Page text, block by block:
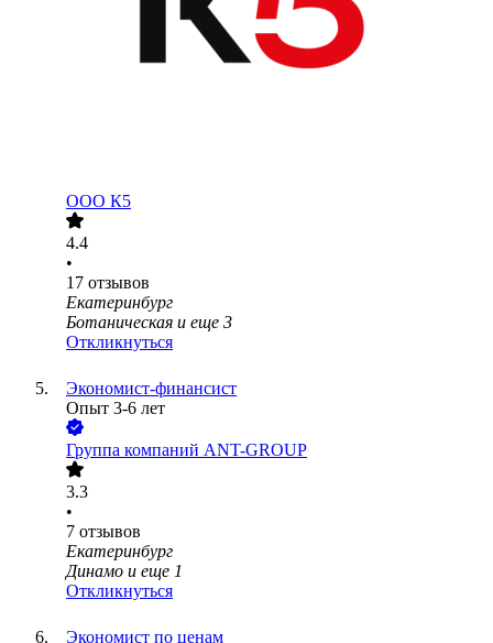
ООО К5
4.4
•
17 отзывов
Екатеринбург
Ботаническая и еще 3
Откликнуться
Экономист-финансист
Опыт 3-6 лет
Группа компаний ANT-GROUP
3.3
•
7 отзывов
Екатеринбург
Динамо и еще 1
Откликнуться
Экономист по ценам